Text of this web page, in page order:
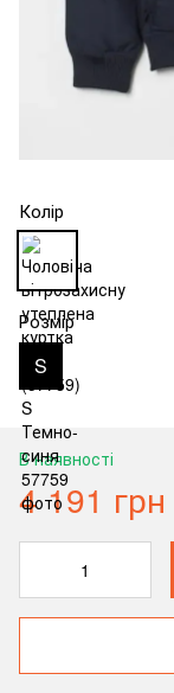
Колір
Розмір
S
В наявності
4 191 грн